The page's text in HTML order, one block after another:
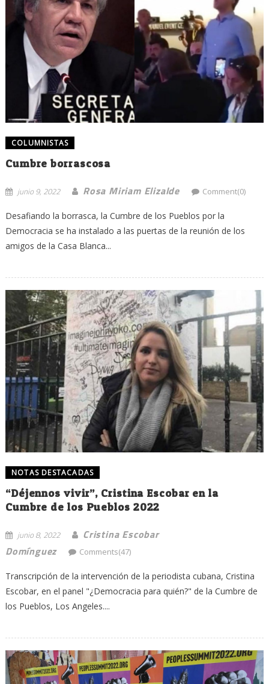
COLUMNISTAS
Cumbre borrascosa
junio 9, 2022 Rosa Miriam Elizalde Comment(0)
Desafiando la borrasca, la Cumbre de los Pueblos por la
Democracia se ha instalado a las puertas de la reunión de los
amigos de la Casa Blanca...
NOTAS DESTACADAS
“Déjennos vivir”, Cristina Escobar en la
Cumbre de los Pueblos 2022
junio 8, 2022
Cristina Escobar
Domínguez
Comments(47)
Transcripción de la intervención de la periodista cubana, Cristina
Escobar, en el panel "¿Democracia para quién?" de la Cumbre de
los Pueblos, Los Angeles....